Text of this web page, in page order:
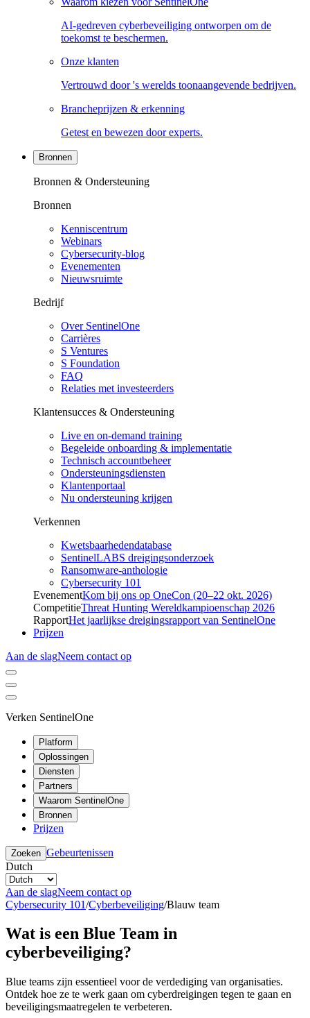
AI-gedreven cyberbeveiliging ontworpen om de
toekomst te beschermen.
Onze klanten
Vertrouwd door 's werelds toonaangevende bedrijven.
Brancheprijzen & erkenning
Getest en bewezen door experts.
Bronnen
Bronnen & Ondersteuning
Bronnen
Kenniscentrum
Webinars
Cybersecurity-blog
Evenementen
Nieuwsruimte
Bedrijf
Over SentinelOne
Carrières
S Ventures
S Foundation
FAQ
Relaties met investeerders
Klantensucces & Ondersteuning
Live en on-demand training
Begeleide onboarding & implementatie
Technisch accountbeheer
Ondersteuningsdiensten
Klantenportaal
Nu ondersteuning krijgen
Verkennen
Kwetsbaarhedendatabase
SentinelLABS dreigingsonderzoek
Ransomware-anthologie
Cybersecurity 101
EvenementKom bij ons op OneCon (20–22 okt. 2026)
CompetitieThreat Hunting Wereldkampioenschap 2026
RapportHet jaarlijkse dreigingsrapport van SentinelOne
Prijzen
Aan de slagNeem contact op
Verken SentinelOne
Platform
Oplossingen
Diensten
Partners
Waarom SentinelOne
Bronnen
Prijzen
Zoeken Gebeurtenissen
Dutch
Aan de slagNeem contact op
Cybersecurity 101/Cyberbeveiliging/Blauw team
Wat is een Blue Team in
cyberbeveiliging?
Blue teams zijn essentieel voor de verdediging van organisaties.
Ontdek hoe ze te werk gaan om cyberdreigingen tegen te gaan en
beveiligingsmaatregelen te verbeteren.